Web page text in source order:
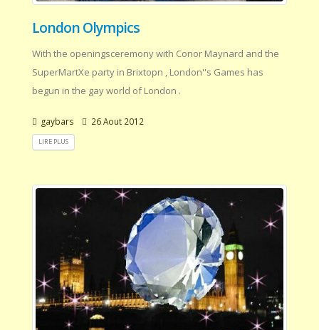
London Olympics
With the openingsceremony with Conor Maynard and the
SuperMartXe party in Brixtopn , London''s Games has
begun in the gay world of London .
gaybars 26 Aout 2012
LIRE PLUS